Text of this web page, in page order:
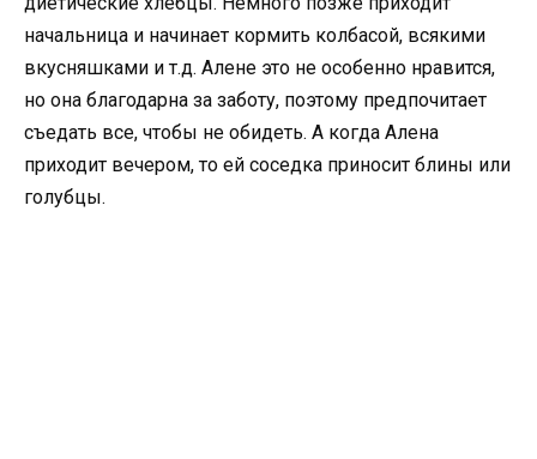
начальница и начинает кормить колбасой, всякими
вкусняшками и т.д. Алене это не особенно нравится,
но она благодарна за заботу, поэтому предпочитает
съедать все, чтобы не обидеть. А когда Алена
приходит вечером, то ей соседка приносит блины или
голубцы.